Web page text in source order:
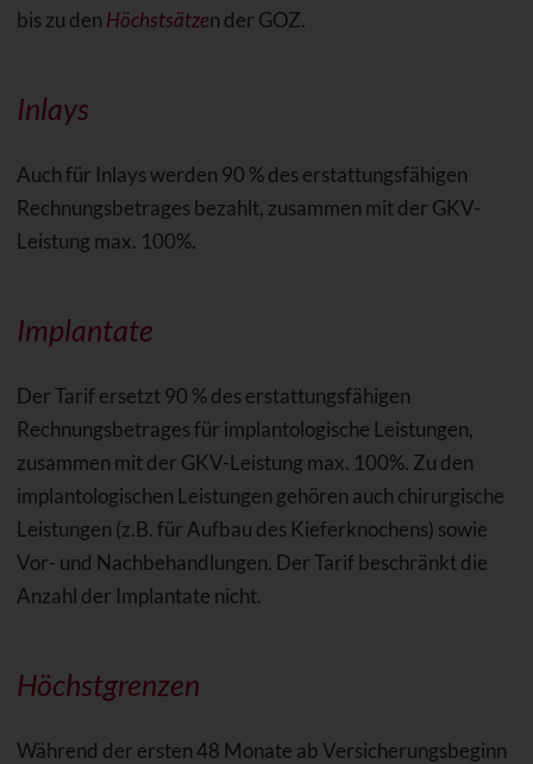
bis zu den Höchstsätzen der GOZ.
Inlays
Auch für Inlays werden 90 % des erstattungsfähigen
Rechnungsbetrages bezahlt, zusammen mit der GKV-
Leistung max. 100%.
Implantate
Der Tarif ersetzt 90 % des erstattungsfähigen
Rechnungsbetrages für implantologische Leistungen,
zusammen mit der GKV-Leistung max. 100%. Zu den
implantologischen Leistungen gehören auch chirurgische
Leistungen (z.B. für Aufbau des Kieferknochens) sowie
Vor- und Nachbehandlungen. Der Tarif beschränkt die
Anzahl der Implantate nicht.
Höchstgrenzen
Während der ersten 48 Monate ab Versicherungsbeginn